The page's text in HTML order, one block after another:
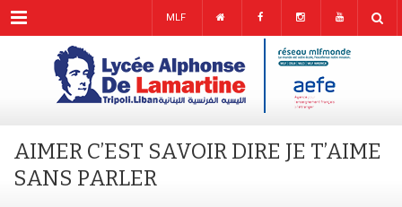
Menu MLF
AIMER C’EST SAVOIR DIRE JE T’AIME
SANS PARLER